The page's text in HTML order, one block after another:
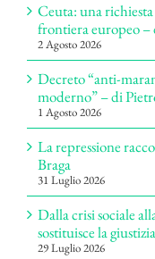
Ceuta: una
frontiera europeo –
2 Agosto 2026
Decreto “anti-
moderno” – di
1 Agosto 2026
La repressione
Braga
31 Luglio 2026
Dalla crisi sociale
sostituisce la
29 Luglio 2026